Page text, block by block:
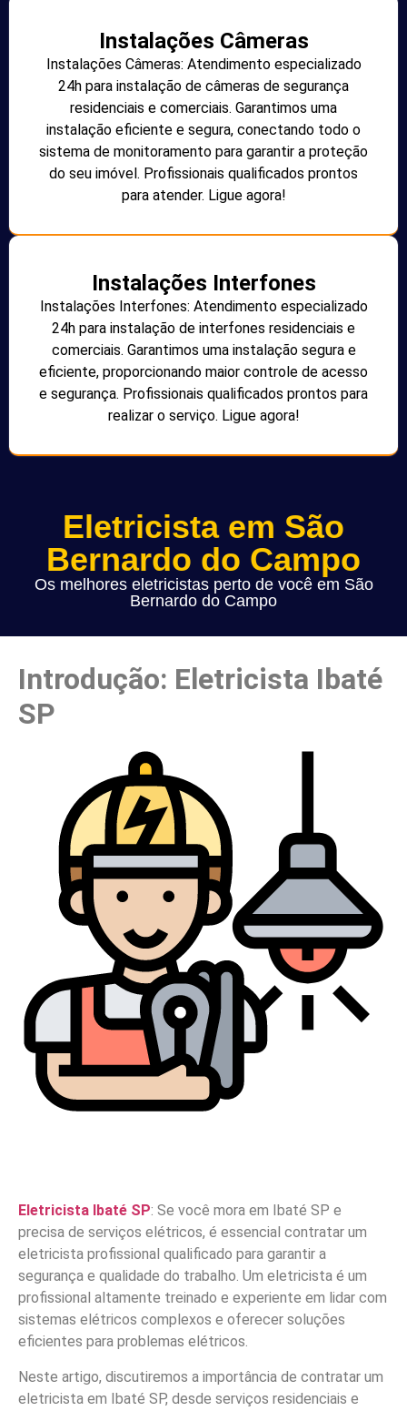
Instalações Câmeras
Instalações Câmeras: Atendimento especializado
24h para instalação de câmeras de segurança
residenciais e comerciais. Garantimos uma
instalação eficiente e segura, conectando todo o
sistema de monitoramento para garantir a proteção
do seu imóvel. Profissionais qualificados prontos
para atender. Ligue agora!
Instalações Interfones
Instalações Interfones: Atendimento especializado
24h para instalação de interfones residenciais e
comerciais. Garantimos uma instalação segura e
eficiente, proporcionando maior controle de acesso
e segurança. Profissionais qualificados prontos para
realizar o serviço. Ligue agora!
Eletricista em São
Bernardo do Campo
Os melhores eletricistas perto de você em São
Bernardo do Campo
Introdução: Eletricista Ibaté
SP
Eletricista Ibaté SP: Se você mora em Ibaté SP e
precisa de serviços elétricos, é essencial contratar um
eletricista profissional qualificado para garantir a
segurança e qualidade do trabalho. Um eletricista é um
profissional altamente treinado e experiente em lidar com
sistemas elétricos complexos e oferecer soluções
eficientes para problemas elétricos.
Neste artigo, discutiremos a importância de contratar um
eletricista em Ibaté SP, desde serviços residenciais e